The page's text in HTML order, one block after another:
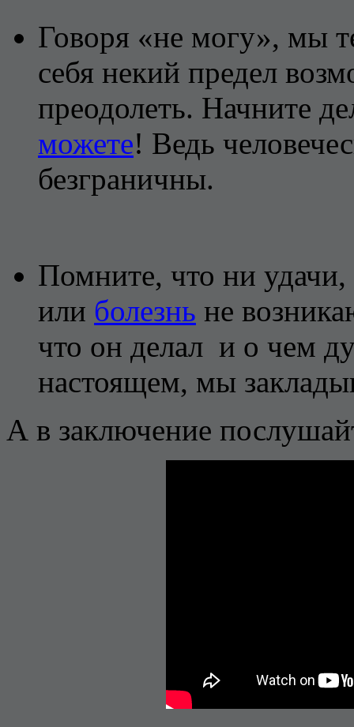
Говоря «не могу», мы
себя некий предел
преодолеть. Начните
можете! Ведь
безграничны.
Помните, что ни
или болезнь не
что он делал и о чем
настоящем, мы
А в заключение